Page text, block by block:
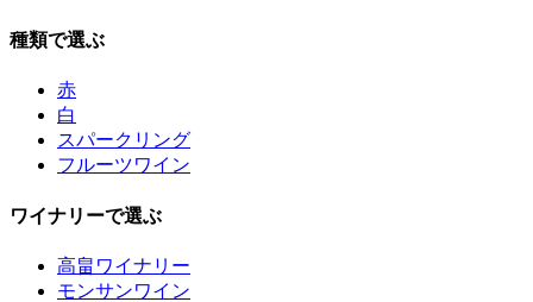
種類で選ぶ
赤
白
スパークリング
フルーツワイン
ワイナリーで選ぶ
高畠ワイナリー
モンサンワイン